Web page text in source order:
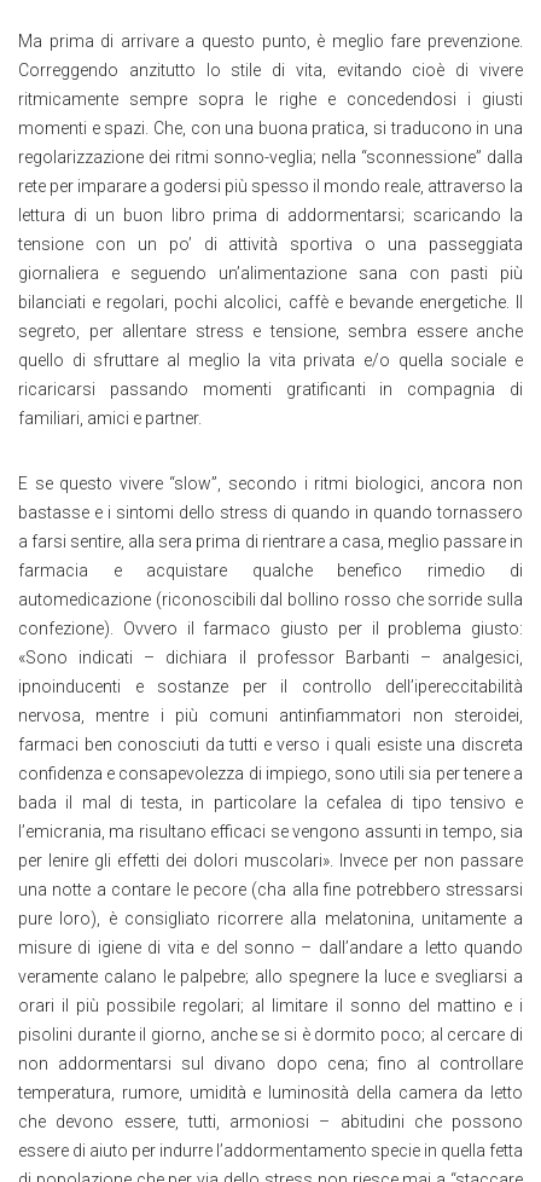
Ma prima di arrivare a questo punto, è meglio fare prevenzione.
Correggendo anzitutto lo stile di vita, evitando cioè di vivere
ritmicamente sempre sopra le righe e concedendosi i giusti
momenti e spazi. Che, con una buona pratica, si traducono in una
regolarizzazione dei ritmi sonno-veglia; nella “sconnessione” dalla
rete per imparare a godersi più spesso il mondo reale, attraverso la
lettura di un buon libro prima di addormentarsi; scaricando la
tensione con un po’ di attività sportiva o una passeggiata
giornaliera e seguendo un’alimentazione sana con pasti più
bilanciati e regolari, pochi alcolici, caffè e bevande energetiche. Il
segreto, per allentare stress e tensione, sembra essere anche
quello di sfruttare al meglio la vita privata e/o quella sociale e
ricaricarsi passando momenti gratificanti in compagnia di
familiari, amici e partner.
E se questo vivere “slow”, secondo i ritmi biologici, ancora non
bastasse e i sintomi dello stress di quando in quando tornassero
a farsi sentire, alla sera prima di rientrare a casa, meglio passare in
farmacia e acquistare qualche benefico rimedio di
automedicazione (riconoscibili dal bollino rosso che sorride sulla
confezione). Ovvero il farmaco giusto per il problema giusto:
«Sono indicati – dichiara il professor Barbanti – analgesici,
ipnoinducenti e sostanze per il controllo dell’ipereccitabilità
nervosa, mentre i più comuni antinfiammatori non steroidei,
farmaci ben conosciuti da tutti e verso i quali esiste una discreta
confidenza e consapevolezza di impiego, sono utili sia per tenere a
bada il mal di testa, in particolare la cefalea di tipo tensivo e
l’emicrania, ma risultano efficaci se vengono assunti in tempo, sia
per lenire gli effetti dei dolori muscolari». Invece per non passare
una notte a contare le pecore (cha alla fine potrebbero stressarsi
pure loro), è consigliato ricorrere alla melatonina, unitamente a
misure di igiene di vita e del sonno – dall’andare a letto quando
veramente calano le palpebre; allo spegnere la luce e svegliarsi a
orari il più possibile regolari; al limitare il sonno del mattino e i
pisolini durante il giorno, anche se si è dormito poco; al cercare di
non addormentarsi sul divano dopo cena; fino al controllare
temperatura, rumore, umidità e luminosità della camera da letto
che devono essere, tutti, armoniosi – abitudini che possono
essere di aiuto per indurre l’addormentamento specie in quella fetta